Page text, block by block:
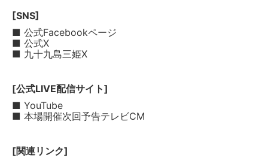
[SNS]
■ 公式Facebookページ
■ 公式X
■ 九十九島三姫X
[公式LIVE配信サイト]
■ YouTube
■ 本場開催次回予告テレビCM
[関連リンク]